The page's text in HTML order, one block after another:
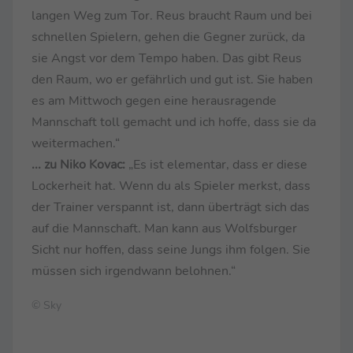
langen Weg zum Tor. Reus braucht Raum und bei
schnellen Spielern, gehen die Gegner zurück, da
sie Angst vor dem Tempo haben. Das gibt Reus
den Raum, wo er gefährlich und gut ist. Sie haben
es am Mittwoch gegen eine herausragende
Mannschaft toll gemacht und ich hoffe, dass sie da
weitermachen.“
... zu Niko Kovac: „Es ist elementar, dass er diese
Lockerheit hat. Wenn du als Spieler merkst, dass
der Trainer verspannt ist, dann überträgt sich das
auf die Mannschaft. Man kann aus Wolfsburger
Sicht nur hoffen, dass seine Jungs ihm folgen. Sie
müssen sich irgendwann belohnen.“
© Sky